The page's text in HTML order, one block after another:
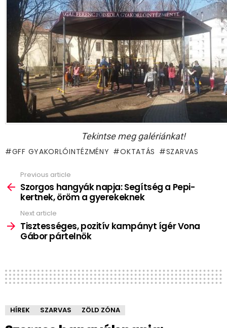
Tekintse meg galériánkat!
GFF GYAKORLÓINTÉZMÉNY OKTATÁS SZARVAS
more
Previous article
Szorgos hangyák napja: Segítség a Pepi-
kertnek, öröm a gyerekeknek
Next article
Tisztességes, pozitív kampányt ígér Vona
Gábor pártelnök
HÍREK SZARVAS ZÖLD ZÓNA